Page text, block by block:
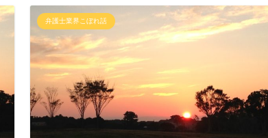
弁護士業界こぼれ話